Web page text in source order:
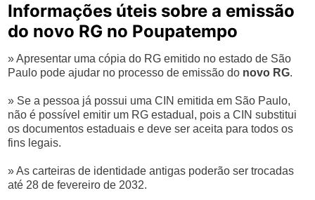
Informações úteis sobre a emissão
do novo RG no Poupatempo
» Apresentar uma cópia do RG emitido no estado de São
Paulo pode ajudar no processo de emissão do novo RG.
» Se a pessoa já possui uma CIN emitida em São Paulo,
não é possível emitir um RG estadual, pois a CIN substitui
os documentos estaduais e deve ser aceita para todos os
fins legais.
» As carteiras de identidade antigas poderão ser trocadas
até 28 de fevereiro de 2032.